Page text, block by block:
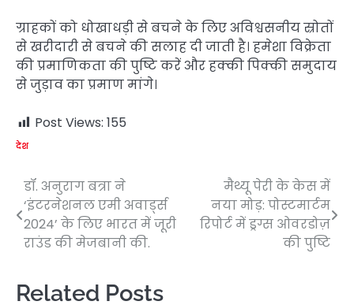
ग्राहकों को धोखाधड़ी से बचने के लिए अविश्वसनीय स्रोतों
से खरीदारी से बचने की सलाह दी जाती है। हमेशा विक्रेता
की प्रमाणिकता की पुष्टि करें और हक्की पिक्की समुदाय
से जुड़ाव का प्रमाण मांगे।
Post Views: 155
देश
Post
navigation
डॉ. अनुराग बत्रा ने
‘इंटरनेशनल एमी अवार्ड्स
2024’ के लिए भारत में जूरी
राउंड की मेजबानी की.
मैथ्यू पेरी के केस में
नया मोड़: पोस्टमार्टम
रिपोर्ट में ड्रग्स ओवरडोज़
की पुष्टि
Related Posts